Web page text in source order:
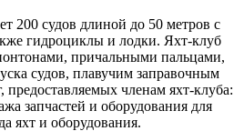
200 судов длиной до 50 метров с
гидроциклы и лодки. Яхт-клуб
причальными пальцами,
судов, плавучим заправочным
предоставляемых членам яхт-клуба:
запчастей и оборудования для
яхт и оборудования.